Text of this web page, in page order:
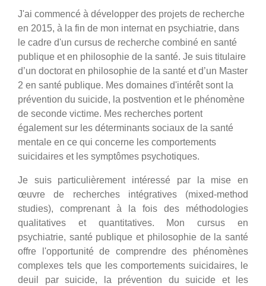
J'ai commencé à développer des projets de recherche
en 2015, à la fin de mon internat en psychiatrie, dans
le cadre d'un cursus de recherche combiné en santé
publique et en philosophie de la santé. Je suis titulaire
d’un doctorat en philosophie de la santé et d’un Master
2 en santé publique. Mes domaines d'intérêt sont la
prévention du suicide, la postvention et le phénomène
de seconde victime. Mes recherches portent
également sur les déterminants sociaux de la santé
mentale en ce qui concerne les comportements
suicidaires et les symptômes psychotiques.
Je suis particulièrement intéressé par la mise en
œuvre de recherches intégratives (mixed-method
studies), comprenant à la fois des méthodologies
qualitatives et quantitatives. Mon cursus en
psychiatrie, santé publique et philosophie de la santé
offre l'opportunité de comprendre des phénomènes
complexes tels que les comportements suicidaires, le
deuil par suicide, la prévention du suicide et les